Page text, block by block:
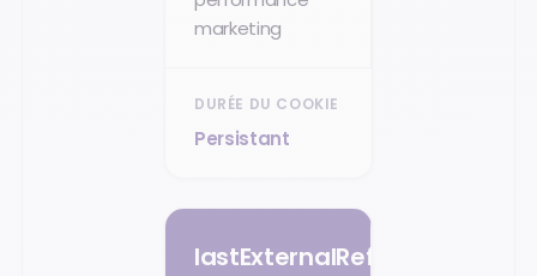
marketing
Persistant
lastExternalReferrerTime